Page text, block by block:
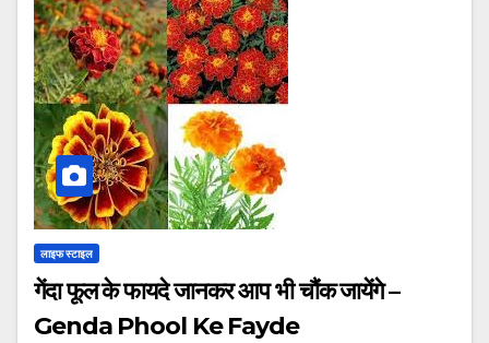
लाइफ स्टाइल
गेंदा फूल के फायदे जानकर आप भी चौंक जायेंगे –
Genda Phool Ke Fayde